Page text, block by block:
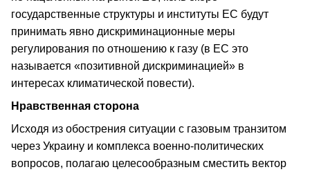
государственные структуры и институты ЕС будут
принимать явно дискриминационные меры
регулирования по отношению к газу (в ЕС это
называется «позитивной дискриминацией» в
интересах климатической повести).
Нравственная сторона
Исходя из обострения ситуации с газовым транзитом
через Украину и комплекса военно-политических
вопросов, полагаю целесообразным сместить вектор